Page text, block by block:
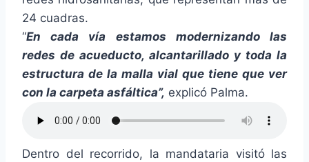
24 cuadras.
“En cada vía estamos modernizando las
redes de acueducto, alcantarillado y toda la
estructura de la malla vial que tiene que ver
con la carpeta asfáltica”, explicó Palma.
Dentro del recorrido, la mandataria visitó las